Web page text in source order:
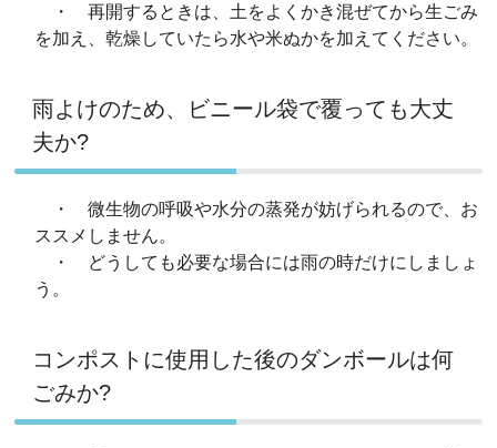
・ 再開するときは、土をよくかき混ぜてから生ごみ
を加え、乾燥していたら水や米ぬかを加えてください。
雨よけのため、ビニール袋で覆っても大丈
夫か?
・ 微生物の呼吸や水分の蒸発が妨げられるので、お
ススメしません。
・ どうしても必要な場合には雨の時だけにしましょ
う。
コンポストに使用した後のダンボールは何
ごみか?